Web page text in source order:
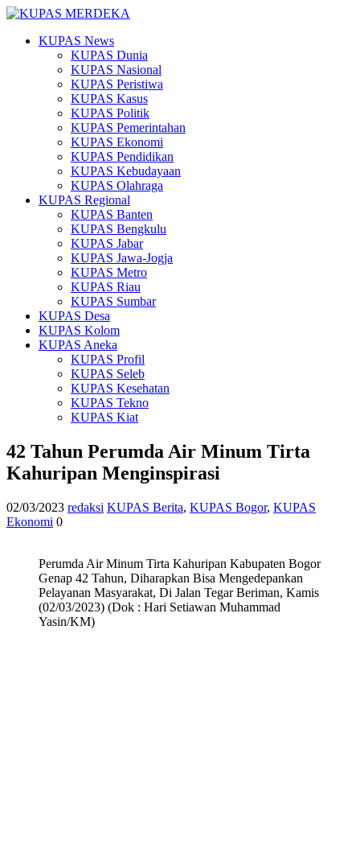
KUPAS News
KUPAS Dunia
KUPAS Nasional
KUPAS Peristiwa
KUPAS Kasus
KUPAS Politik
KUPAS Pemerintahan
KUPAS Ekonomi
KUPAS Pendidikan
KUPAS Kebudayaan
KUPAS Olahraga
KUPAS Regional
KUPAS Banten
KUPAS Bengkulu
KUPAS Jabar
KUPAS Jawa-Jogja
KUPAS Metro
KUPAS Riau
KUPAS Sumbar
KUPAS Desa
KUPAS Kolom
KUPAS Aneka
KUPAS Profil
KUPAS Seleb
KUPAS Kesehatan
KUPAS Tekno
KUPAS Kiat
42 Tahun Perumda Air Minum Tirta
Kahuripan Menginspirasi
02/03/2023 redaksi KUPAS Berita, KUPAS Bogor, KUPAS
Ekonomi 0
Perumda Air Minum Tirta Kahuripan Kabupaten Bogor
Genap 42 Tahun, Diharapkan Bisa Mengedepankan
Pelayanan Masyarakat, Di Jalan Tegar Beriman, Kamis
(02/03/2023) (Dok : Hari Setiawan Muhammad
Yasin/KM)